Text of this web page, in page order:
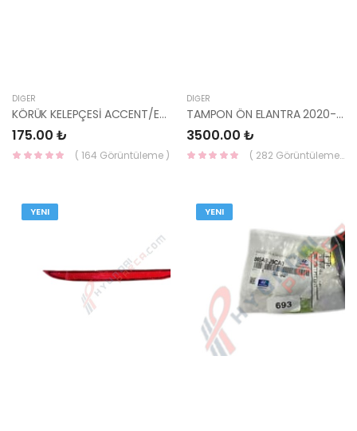
DIĞER
KÖRÜK KELEPÇESİ ACCENT/ELANTRA/RİO/CERATO/İ30/İ20/TUCSON/SPORTAGE/SANTAFE 57727-
175.00 ₺
( 164 Görüntüleme )
DIĞER
TAMPON ÖN ELANTRA 2020- 86511-AA000-YS
3500.00 ₺
( 282 Görüntüleme )
YENI YENI